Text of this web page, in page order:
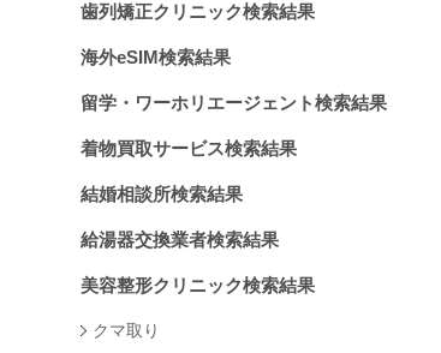
歯列矯正クリニック検索結果
海外eSIM検索結果
留学・ワーホリエージェント検索結果
着物買取サービス検索結果
結婚相談所検索結果
給湯器交換業者検索結果
美容整形クリニック検索結果
クマ取り